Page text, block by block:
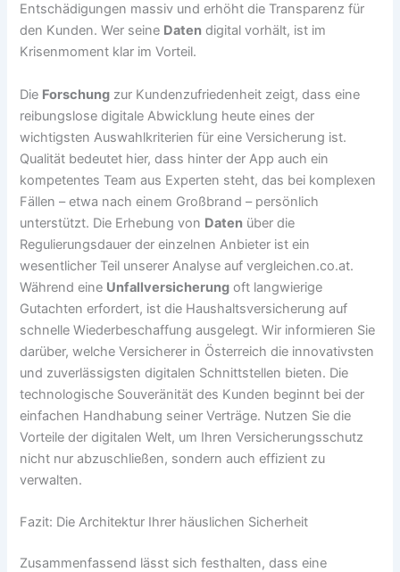
Entschädigungen massiv und erhöht die Transparenz für
den Kunden. Wer seine Daten digital vorhält, ist im
Krisenmoment klar im Vorteil.
Die Forschung zur Kundenzufriedenheit zeigt, dass eine
reibungslose digitale Abwicklung heute eines der
wichtigsten Auswahlkriterien für eine Versicherung ist.
Qualität bedeutet hier, dass hinter der App auch ein
kompetentes Team aus Experten steht, das bei komplexen
Fällen – etwa nach einem Großbrand – persönlich
unterstützt. Die Erhebung von Daten über die
Regulierungsdauer der einzelnen Anbieter ist ein
wesentlicher Teil unserer Analyse auf vergleichen.co.at.
Während eine Unfallversicherung oft langwierige
Gutachten erfordert, ist die Haushaltsversicherung auf
schnelle Wiederbeschaffung ausgelegt. Wir informieren Sie
darüber, welche Versicherer in Österreich die innovativsten
und zuverlässigsten digitalen Schnittstellen bieten. Die
technologische Souveränität des Kunden beginnt bei der
einfachen Handhabung seiner Verträge. Nutzen Sie die
Vorteile der digitalen Welt, um Ihren Versicherungsschutz
nicht nur abzuschließen, sondern auch effizient zu
verwalten.
Fazit: Die Architektur Ihrer häuslichen Sicherheit
Zusammenfassend lässt sich festhalten, dass eine